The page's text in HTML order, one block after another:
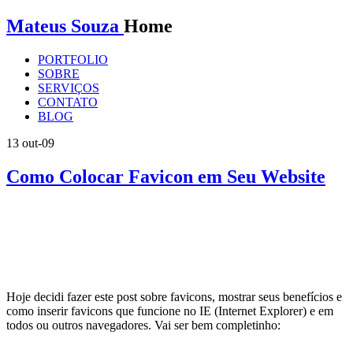
Mateus Souza Home
PORTFOLIO
SOBRE
SERVIÇOS
CONTATO
BLOG
13 out-09
Como Colocar Favicon em Seu Website
Hoje decidi fazer este post sobre favicons, mostrar seus benefícios e
como inserir favicons que funcione no IE (Internet Explorer) e em
todos ou outros navegadores. Vai ser bem completinho: